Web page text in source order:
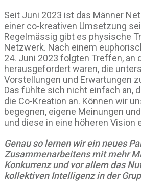
Seit Juni 2023 ist das Männer
einer co-kreativen Umsetzung
Regelmässig gibt es physische
Netzwerk. Nach einem
24. Juni 2023 folgten Treffen, an
herausgefordert waren, die
Vorstellungen und Erwartungen
Das fühlte sich nicht einfach an,
die Co-Kreation an. Können wir
begegnen, eigene Meinungen
und diese in eine höheren Vision
Genau so lernen wir ein neues
Zusammenarbeitens mit mehr
Konkurrenz und vor allem das
kollektiven Intelligenz in der